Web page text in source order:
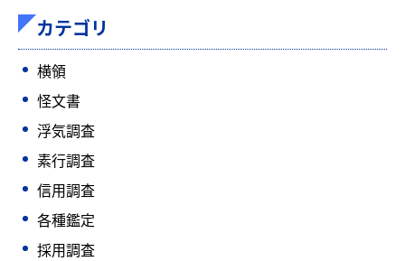
カテゴリ
横領
怪文書
浮気調査
素行調査
信用調査
各種鑑定
採用調査